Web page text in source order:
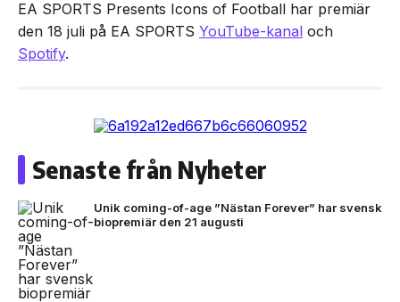
EA SPORTS Presents Icons of Football har premiär
den 18 juli på EA SPORTS YouTube-kanal och
Spotify.
Senaste från Nyheter
Unik coming-of-age ”Nästan Forever” har svensk
biopremiär den 21 augusti